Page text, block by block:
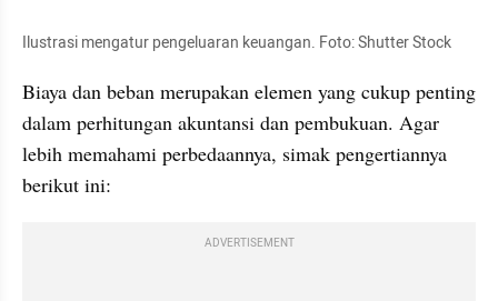
Ilustrasi mengatur pengeluaran keuangan. Foto: Shutter Stock
Biaya dan beban merupakan elemen yang cukup penting
dalam perhitungan akuntansi dan pembukuan. Agar
lebih memahami perbedaannya, simak pengertiannya
berikut ini:
ADVERTISEMENT